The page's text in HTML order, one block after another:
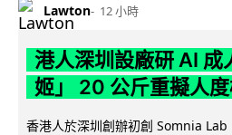
Lawton 12 小時
港人深圳設廠研 AI 成
姬」 20 公斤重擬人
香港人於深圳創辦初創 Somnia